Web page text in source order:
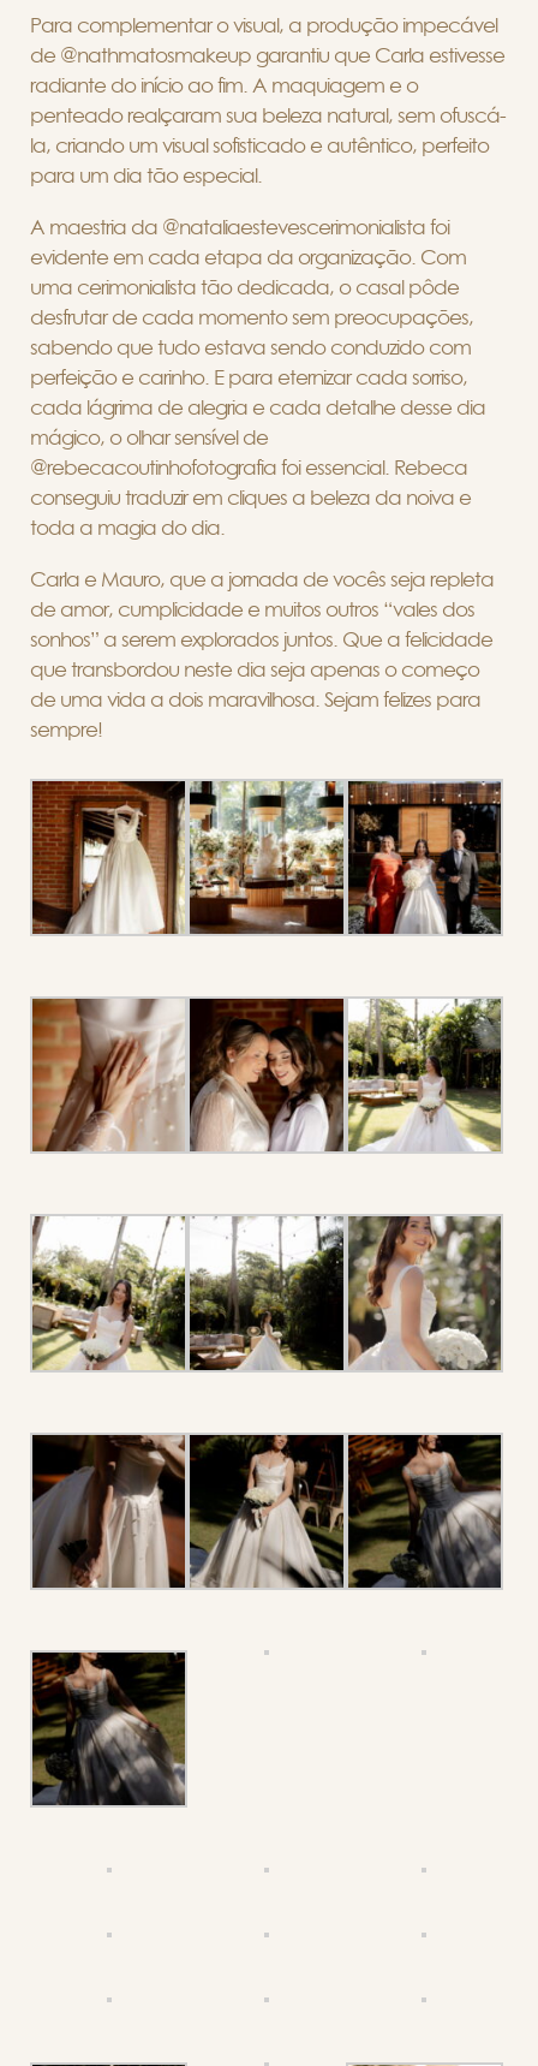
Para complementar o visual, a produção impecável
de @nathmatosmakeup garantiu que Carla estivesse
radiante do início ao fim. A maquiagem e o
penteado realçaram sua beleza natural, sem ofuscá-
la, criando um visual sofisticado e autêntico, perfeito
para um dia tão especial.
A maestria da @nataliaestevescerimonialista foi
evidente em cada etapa da organização. Com
uma cerimonialista tão dedicada, o casal pôde
desfrutar de cada momento sem preocupações,
sabendo que tudo estava sendo conduzido com
perfeição e carinho. E para eternizar cada sorriso,
cada lágrima de alegria e cada detalhe desse dia
mágico, o olhar sensível de
@rebecacoutinhofotografia foi essencial. Rebeca
conseguiu traduzir em cliques a beleza da noiva e
toda a magia do dia.
Carla e Mauro, que a jornada de vocês seja repleta
de amor, cumplicidade e muitos outros “vales dos
sonhos” a serem explorados juntos. Que a felicidade
que transbordou neste dia seja apenas o começo
de uma vida a dois maravilhosa. Sejam felizes para
sempre!